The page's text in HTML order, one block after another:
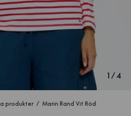
1 /4
produkter Marin Rand Vit Röd